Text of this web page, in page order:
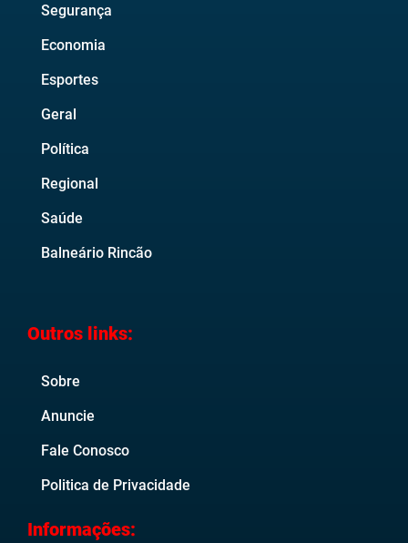
Segurança
Economia
Esportes
Geral
Política
Regional
Saúde
Balneário Rincão
Outros links:
Sobre
Anuncie
Fale Conosco
Politica de Privacidade
Informações: